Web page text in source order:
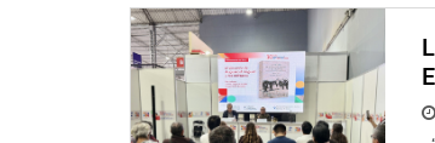
Congreso, 20 de julio de 2020.
DESPAPCHO CONGRESAL